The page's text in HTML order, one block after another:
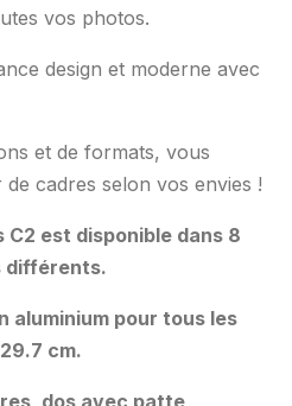
vos photos.
design et moderne avec
et de formats, vous
cadres selon vos envies !
est disponible dans 8
différents.
aluminium pour tous les
cm.